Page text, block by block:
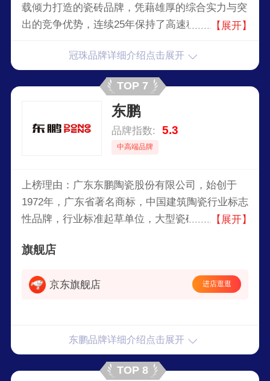
载倾力打造的瓷砖品牌，凭藉雄厚的综合实力与突
出的竞争优势，连续25年保持了高速稳健的发展，
陶瓷集团公司始建于1993年，地处佛山市南庄镇，
是全球享有盛誉的专业生产陶瓷墙地砖及卫生洁具
的少数现代化企业之一。2016年，冠珠陶瓷首次登
陆纽约时代广场，攻占美国市场。
【展开】
冠珠品牌详细介绍点击展开
TOP 7
东鹏
品牌指数: 5.3
中高端品牌
上榜理由：广东东鹏陶瓷股份有限公司，始创于
1972年，广东省著名商标，中国建筑陶瓷行业标志
性品牌，行业标准起草单位，大型瓷砖/卫浴产品
界最先进的设备及技术的陶瓷企业。
【展开】
旗舰店
京东旗舰店 进店逛逛
东鹏品牌详细介绍点击展开
TOP 8